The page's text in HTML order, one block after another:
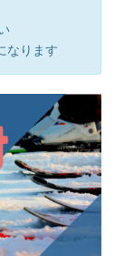
なります